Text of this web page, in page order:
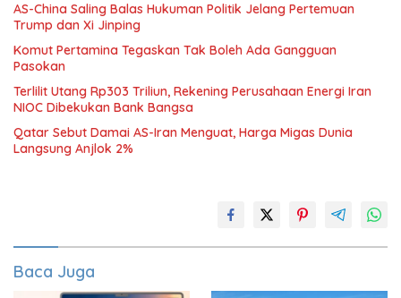
AS-China Saling Balas Hukuman Politik Jelang Pertemuan
Trump dan Xi Jinping
Komut Pertamina Tegaskan Tak Boleh Ada Gangguan
Pasokan
Terlilit Utang Rp303 Triliun, Rekening Perusahaan Energi Iran
NIOC Dibekukan Bank Bangsa
Qatar Sebut Damai AS-Iran Menguat, Harga Migas Dunia
Langsung Anjlok 2%
Baca Juga